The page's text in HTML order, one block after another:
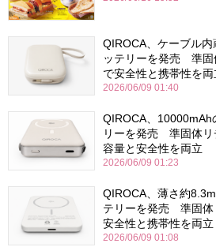
QIROCA、ケーブル
ッテリーを発売 準固
で安全性と携帯性を両
2026/06/09 01:40
QIROCA、10000mAh
リーを発売 準固体リ
容量と安全性を両立
2026/06/09 01:23
QIROCA、薄さ約
テリーを発売 準固体
安全性と携帯性を両立
2026/06/09 01:08